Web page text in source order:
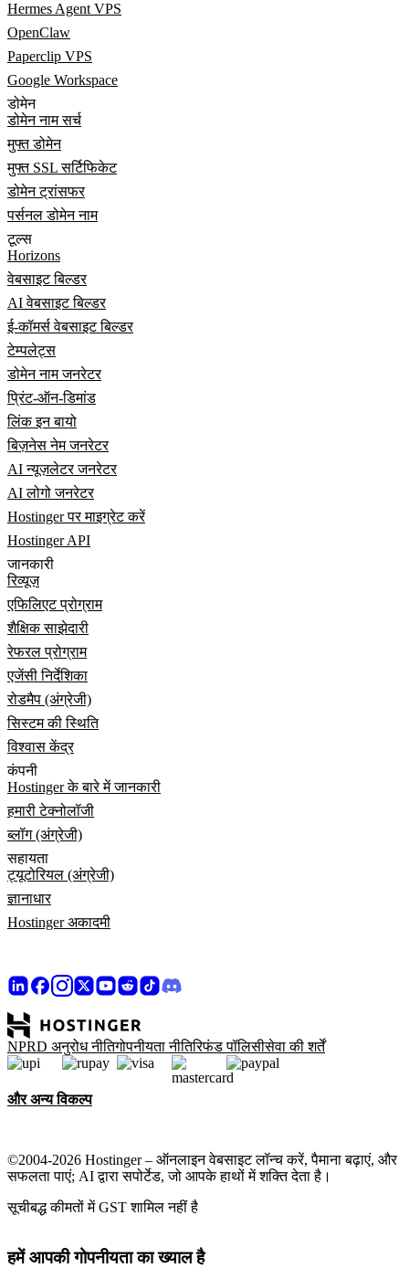
Hermes Agent VPS
OpenClaw
Paperclip VPS
Google Workspace
डोमेन
डोमेन नाम सर्च
मुफ्त डोमेन
मुफ्त SSL सर्टिफिकेट
डोमेन ट्रांसफर
पर्सनल डोमेन नाम
टूल्स
Horizons
वेबसाइट बिल्डर
AI वेबसाइट बिल्डर
ई-कॉमर्स वेबसाइट बिल्डर
टेम्पलेट्स
डोमेन नाम जनरेटर
प्रिंट-ऑन-डिमांड
लिंक इन बायो
बिज़नेस नेम जनरेटर
AI न्यूज़लेटर जनरेटर
AI लोगो जनरेटर
Hostinger पर माइग्रेट करें
Hostinger API
जानकारी
रिव्यूज़
एफिलिएट प्रोग्राम
शैक्षिक साझेदारी
रेफरल प्रोग्राम
एजेंसी निर्देशिका
रोडमैप (अंग्रेजी)
सिस्टम की स्थिति
विश्वास केंद्र
कंपनी
Hostinger के बारे में जानकारी
हमारी टेक्नोलॉजी
ब्लॉग (अंग्रेजी)
सहायता
ट्यूटोरियल (अंग्रेजी)
ज्ञानाधार
Hostinger अकादमी
NPRD अनुरोध नीतिगोपनीयता नीतिरिफंड पॉलिसीसेवा की शर्तें
और अन्य विकल्प
©2004-2026 Hostinger – ऑनलाइन वेबसाइट लॉन्च करें, पैमाना बढ़ाएं, और
सफलता पाएं; AI द्वारा सपोर्टेड, जो आपके हाथों में शक्ति देता है।
सूचीबद्ध कीमतों में GST शामिल नहीं है
हमें आपकी गोपनीयता का ख्याल है